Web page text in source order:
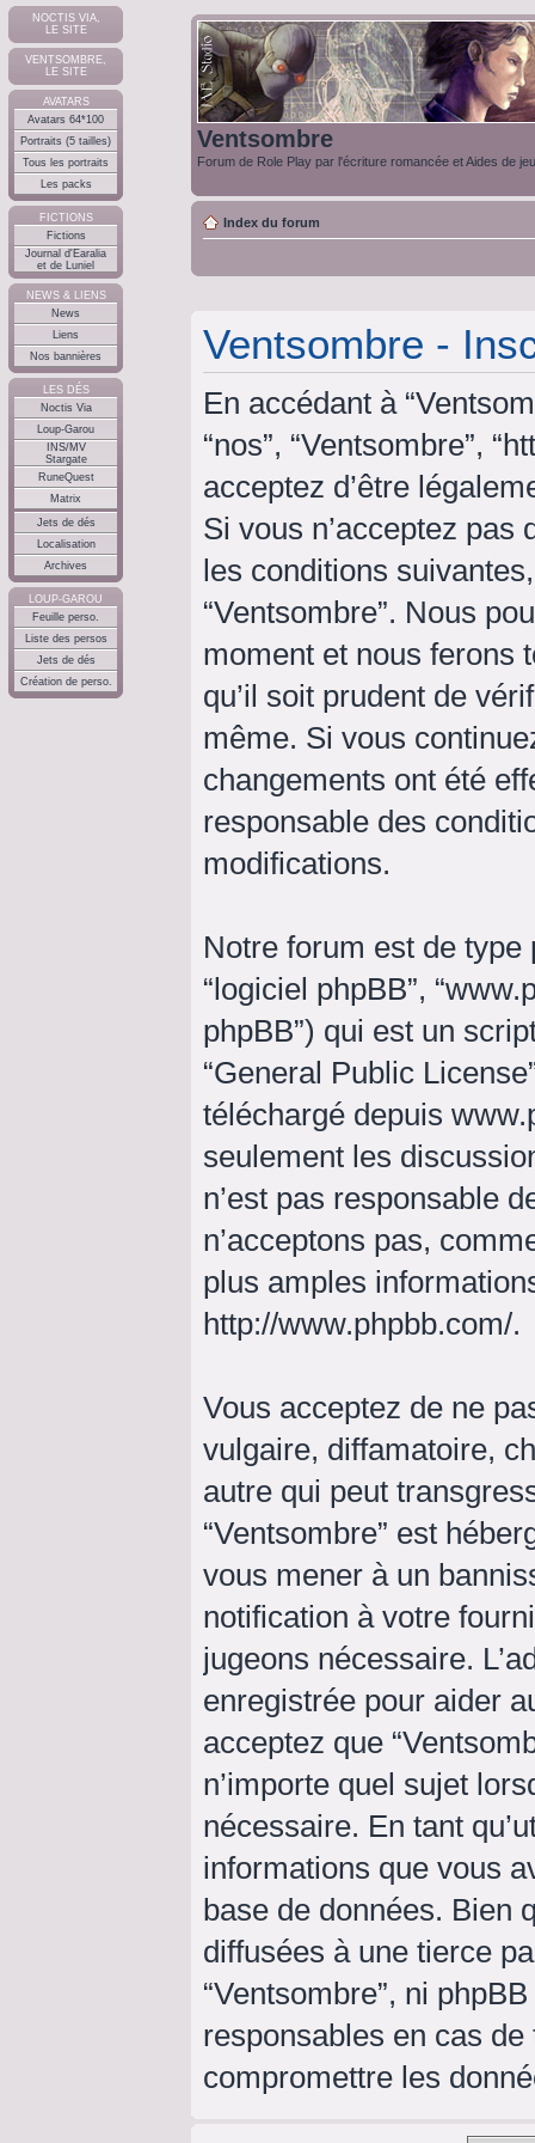
NOCTIS VIA,
LE SITE
VENTSOMBRE,
LE SITE
AVATARS
Avatars 64*100
Portraits (5 tailles)
Tous les portraits
Les packs
FICTIONS
Fictions
Journal d'Earalia
et de Luniel
NEWS & LIENS
News
Liens
Nos bannières
LES DÉS
Noctis Via
Loup-Garou
INS/MV
Stargate
RuneQuest
Matrix
Jets de dés
Localisation
Archives
LOUP-GAROU
Feuille perso.
Liste des persos
Jets de dés
Création de perso.
Ventsombre
Forum de Role Play par l'écriture romancée et Aides de
Index du forum
Ventsombre -
En accédant à
“nos”, “Ventsombre”,
acceptez d’être
Si vous n’acceptez pas
les conditions
“Ventsombre”. Nous
moment et nous ferons
qu’il soit prudent de
même. Si vous
changements ont été
responsable des
modifications.
Notre forum est de type
“logiciel phpBB”,
phpBB”) qui est un
“General Public License
téléchargé depuis
seulement les
n’est pas responsable
n’acceptons pas,
plus amples
http://www.phpbb.com/.
Vous acceptez de ne
vulgaire, diffamatoire,
autre qui peut
“Ventsombre” est
vous mener à un
notification à votre
jugeons nécessaire.
enregistrée pour aider
acceptez que
n’importe quel sujet
nécessaire. En tant
informations que vous
base de données. Bien
diffusées à une tierce
“Ventsombre”, ni
responsables en cas
compromettre les